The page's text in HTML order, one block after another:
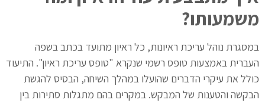
משמעותו?
במסגרת נוהל עריכת ראיונות, כל ראיון מתועד בכתב בשפה
העברית באמצעות טופס רשמי שנקרא "טופס עריכת ראיון". התיעוד
כולל את עיקרי הדברים שהועלו במהלך השיחה, הבסיס להגשת
הבקשה והטענות של המבקש. במקרים בהם מתגלות סתירות בין